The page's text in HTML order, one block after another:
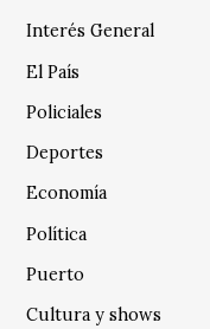
Interés General
El País
Policiales
Deportes
Economía
Política
Puerto
Cultura y shows